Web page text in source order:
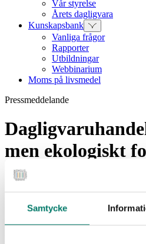
Samtycke
Vår styrelse
Årets dagligvara
Kunskapsbank
Vanliga frågor
Rapporter
Utbildningar
Webbinarium
Moms på livsmedel
Pressmeddelande
men ekologiskt
tappa mark
Dagligvaruhandeln omsatte cirka 360